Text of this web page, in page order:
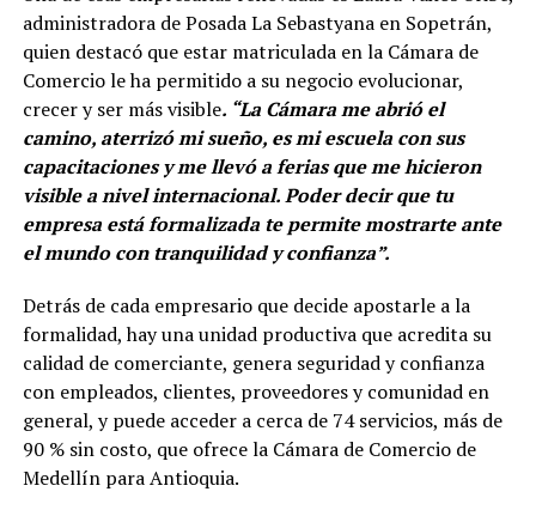
administradora de Posada La Sebastyana en Sopetrán,
quien destacó que estar matriculada en la Cámara de
Comercio le ha permitido a su negocio evolucionar,
crecer y ser más visible. “La Cámara me abrió el
camino, aterrizó mi sueño, es mi escuela con sus
capacitaciones y me llevó a ferias que me hicieron
visible a nivel internacional. Poder decir que tu
empresa está formalizada te permite mostrarte ante
el mundo con tranquilidad y confianza”.
Detrás de cada empresario que decide apostarle a la
formalidad, hay una unidad productiva que acredita su
calidad de comerciante, genera seguridad y confianza
con empleados, clientes, proveedores y comunidad en
general, y puede acceder a cerca de 74 servicios, más de
90 % sin costo, que ofrece la Cámara de Comercio de
Medellín para Antioquia.